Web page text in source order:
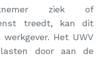
ziek of
treedt, kan dit
Het UWV
door aan de